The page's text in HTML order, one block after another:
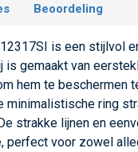
Beoordeling
is een stijlvol
is gemaakt van
hem te beschermen
minimalistische ring
strakke lijnen en
perfect voor zowel